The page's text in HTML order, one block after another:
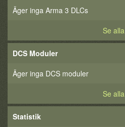
Äger inga Arma 3 DLCs
Se alla
DCS Moduler
Äger inga DCS moduler
Se alla
Statistik